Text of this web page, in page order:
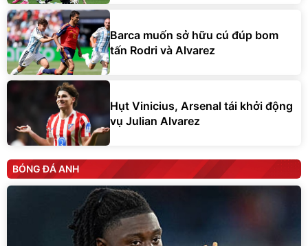
Barca muốn sở hữu cú đúp bom
tấn Rodri và Alvarez
Hụt Vinicius, Arsenal tái khởi động
vụ Julian Alvarez
BÓNG ĐÁ ANH